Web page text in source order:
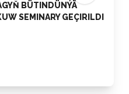
BÜTINDÜNÝÄ
SEMINARY GEÇIRILDI